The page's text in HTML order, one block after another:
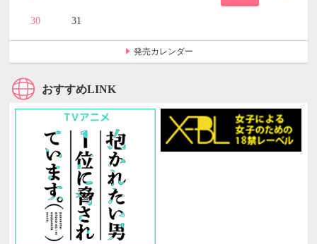
30 31
発売カレンダー
おすすめLINK